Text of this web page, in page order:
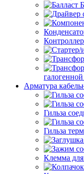
Арматура
Гильза
Гильза
Клемма